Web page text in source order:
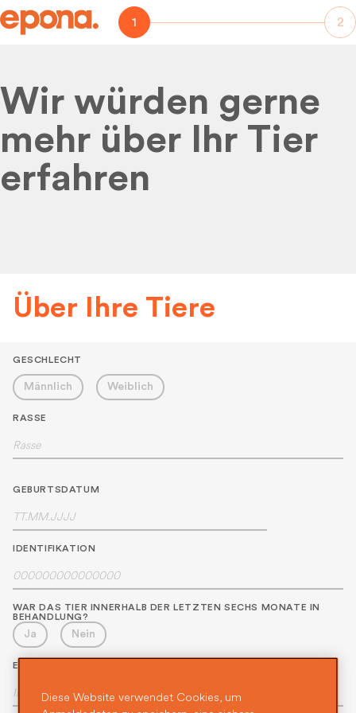
1 2
Wir würden gerne
mehr über Ihr Tier
erfahren
Über Ihre Tiere
GESCHLECHT
Männlich Weiblich
RASSE
GEBURTSDATUM
IDENTIFIKATION
WAR DAS TIER INNERHALB DER LETZTEN SECHS MONATE IN
BEHANDLUNG?
Ja Nein
E-MAIL
Diese Website verwendet Cookies, um